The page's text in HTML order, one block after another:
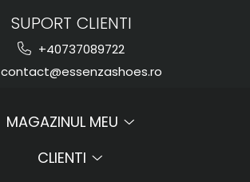
SUPORT CLIENTI
+40737089722
contact@essenzashoes.ro
MAGAZINUL MEU
CLIENTI